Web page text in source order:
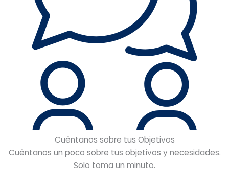
Cuéntanos sobre tus Objetivos
Cuéntanos un poco sobre tus objetivos y necesidades.
Solo toma un minuto.